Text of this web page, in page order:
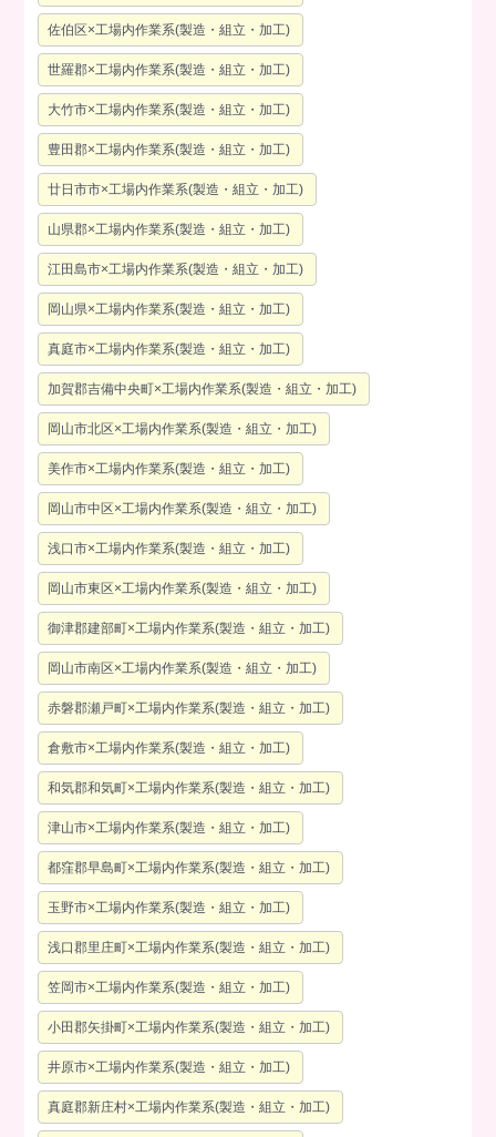
佐伯区×工場内作業系(製造・組立・加工)
世羅郡×工場内作業系(製造・組立・加工)
大竹市×工場内作業系(製造・組立・加工)
豊田郡×工場内作業系(製造・組立・加工)
廿日市市×工場内作業系(製造・組立・加工)
山県郡×工場内作業系(製造・組立・加工)
江田島市×工場内作業系(製造・組立・加工)
岡山県×工場内作業系(製造・組立・加工)
真庭市×工場内作業系(製造・組立・加工)
加賀郡吉備中央町×工場内作業系(製造・組立・加工)
岡山市北区×工場内作業系(製造・組立・加工)
美作市×工場内作業系(製造・組立・加工)
岡山市中区×工場内作業系(製造・組立・加工)
浅口市×工場内作業系(製造・組立・加工)
岡山市東区×工場内作業系(製造・組立・加工)
御津郡建部町×工場内作業系(製造・組立・加工)
岡山市南区×工場内作業系(製造・組立・加工)
赤磐郡瀬戸町×工場内作業系(製造・組立・加工)
倉敷市×工場内作業系(製造・組立・加工)
和気郡和気町×工場内作業系(製造・組立・加工)
津山市×工場内作業系(製造・組立・加工)
都窪郡早島町×工場内作業系(製造・組立・加工)
玉野市×工場内作業系(製造・組立・加工)
浅口郡里庄町×工場内作業系(製造・組立・加工)
笠岡市×工場内作業系(製造・組立・加工)
小田郡矢掛町×工場内作業系(製造・組立・加工)
井原市×工場内作業系(製造・組立・加工)
真庭郡新庄村×工場内作業系(製造・組立・加工)